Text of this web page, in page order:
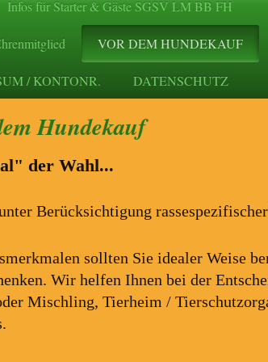
Infos für Starter & Gäste SGSV LM BB FH
VOR DEM HUNDEKAUF
/ KONTONR. DATENSCHUTZ
der Wahl...
Berücksichtigung
sollten Sie idealer Weise
Wir helfen Ihnen bei der
Mischling, Tierheim /